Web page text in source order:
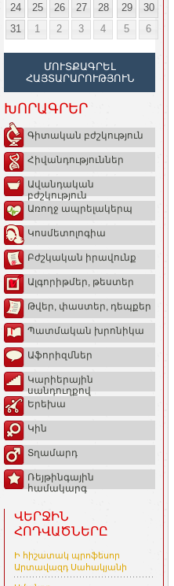
24
25 26 27 28 29
30
31
1 2 3 4 5 6
ՄՈՒՏՔԱԳՐԵԼ
ՀԱՅՏԱՐԱՐՈՒԹՅՈՒՆ
ԽՈՐԱԳՐԵՐ
Գիտական բժշկություն
Հիվանդություններ
Ավանդական
բժշկություն
Առողջ ապրելակերպ
Կոսմետոլոգիա
Բժշկական իրավունք
Ալգորիթմեր, թեստեր
Թվեր, փաստեր, դեպքեր
Պատմական խրոնիկա
Աֆորիզմներ
Կարիերային
սանդուղքով
Երեխա
Կին
Տղամարդ
Ռեյթինգային
համակարգ
ՎԵՐՋԻՆ
ՀՈԴՎԱԾՆԵՐԸ
Ի հիշատակ պրոֆեսոր
Արտավազդ Սահակյանի